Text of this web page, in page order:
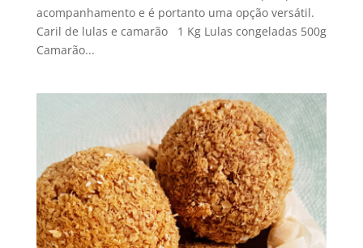
acompanhamento e é portanto uma opção versátil.
Caril de lulas e camarão 1 Kg Lulas congeladas 500g
Camarão...